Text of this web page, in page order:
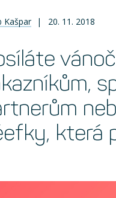
Kašpar 20. 11. 2018
která